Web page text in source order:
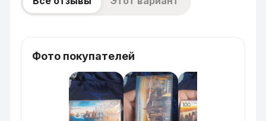
Фото покупателей